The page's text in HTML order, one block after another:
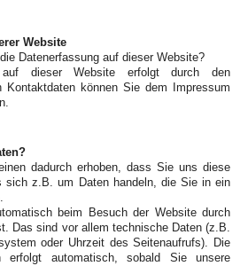
Website
Datenerfassung auf dieser Website?
auf dieser Website erfolgt durch den
Kontaktdaten können Sie dem Impressum
dadurch erhoben, dass Sie uns diese
sich z.B. um Daten handeln, die Sie in ein
beim Besuch der Website durch
Das sind vor allem technische Daten (z.B.
oder Uhrzeit des Seitenaufrufs). Die
erfolgt automatisch, sobald Sie unsere